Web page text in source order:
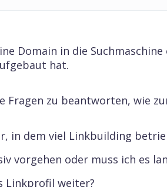
Domain in die
hat.
Fragen zu beantworten, wie
in dem viel Linkbuilding
vorgehen oder muss ich es
Linkprofil weiter?